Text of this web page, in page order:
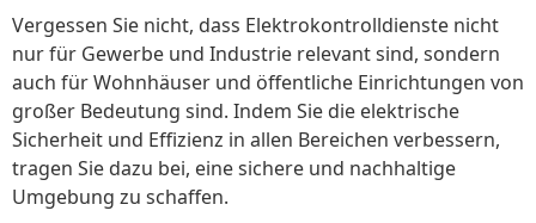
Vergessen Sie nicht, dass Elektrokontrolldienste nicht
nur für Gewerbe und Industrie relevant sind, sondern
auch für Wohnhäuser und öffentliche Einrichtungen von
großer Bedeutung sind. Indem Sie die elektrische
Sicherheit und Effizienz in allen Bereichen verbessern,
tragen Sie dazu bei, eine sichere und nachhaltige
Umgebung zu schaffen.